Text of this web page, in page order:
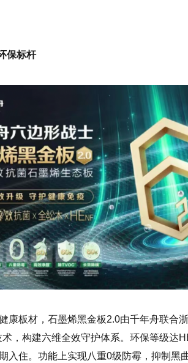
保标杆
康板材，石墨烯黑金板2.0由千年舟联合
，构建六维全效守护体系。环保等级达
入住。功能上实现八重0级防霉，抑制黑